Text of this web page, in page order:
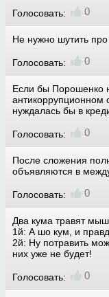
Голосовать: 0
Не нужно шутить
Голосовать: 0
Если бы Порошенко
антикоррупционном
нуждалась бы в
Голосовать: 0
После сложения
объявляются в
Голосовать: 0
Два кума травят
1й: А шо кум, и
2й: Ну потравить
них уже не будет!
Голосовать: 0